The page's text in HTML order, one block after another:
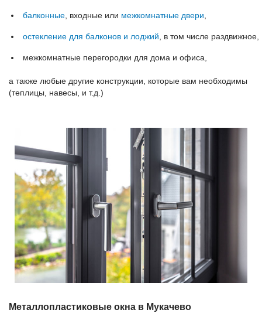
балконные , входные или межкомнатные двери
остекление для балконов и лоджий , в том числе раздвижное,
межкомнатные перегородки для дома и офиса,
а также любые другие конструкции, которые вам необходимы
(теплицы, навесы, и т.д.)
Металлопластиковые окна в Мукачево